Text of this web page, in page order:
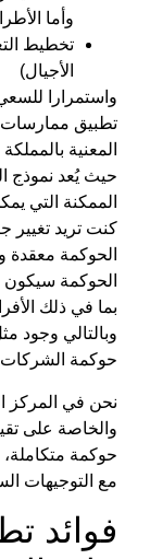
وأما
تخطيط
الأجيال)
واستمرارا
تطبيق
المعنية
حيث يُعد نموذج
الممكنة التي
كنت تريد تغيير
الحوكمة معقدة
الحوكمة سيكون
بما في ذلك
وبالتالي وجود
حوكمة الشركات
نحن في المركز
والخاصة على
حوكمة متكاملة،
مع التوجيهات
فوائد